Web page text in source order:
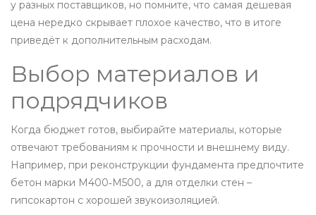
у разных поставщиков, но помните, что самая дешевая
цена нередко скрывает плохое качество, что в итоге
приведёт к дополнительным расходам.
Выбор материалов и
подрядчиков
Когда бюджет готов, выбирайте материалы, которые
отвечают требованиям к прочности и внешнему виду.
Например, при реконструкции фундамента предпочтите
бетон марки М400‑М500, а для отделки стен –
гипсокартон с хорошей звукоизоляцией.